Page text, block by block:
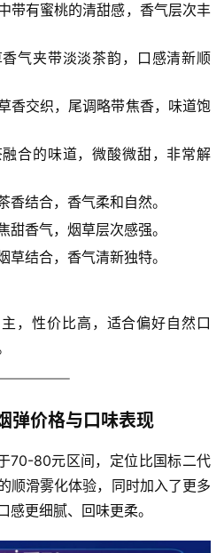
带有蜜桃的清甜感，香气层次丰
气夹带淡淡茶韵，口感清新顺
香交织，尾调略带焦香，味道饱
合的味道，微酸微甜，非常解
香结合，香气柔和自然。
甜香气，烟草层次感强。
草结合，香气清新独特。
，性价比高，适合偏好自然口
弹价格与口味表现
70-80元区间，定位比国标二代
顺滑雾化体验，同时加入了更多
更细腻、回味更柔。